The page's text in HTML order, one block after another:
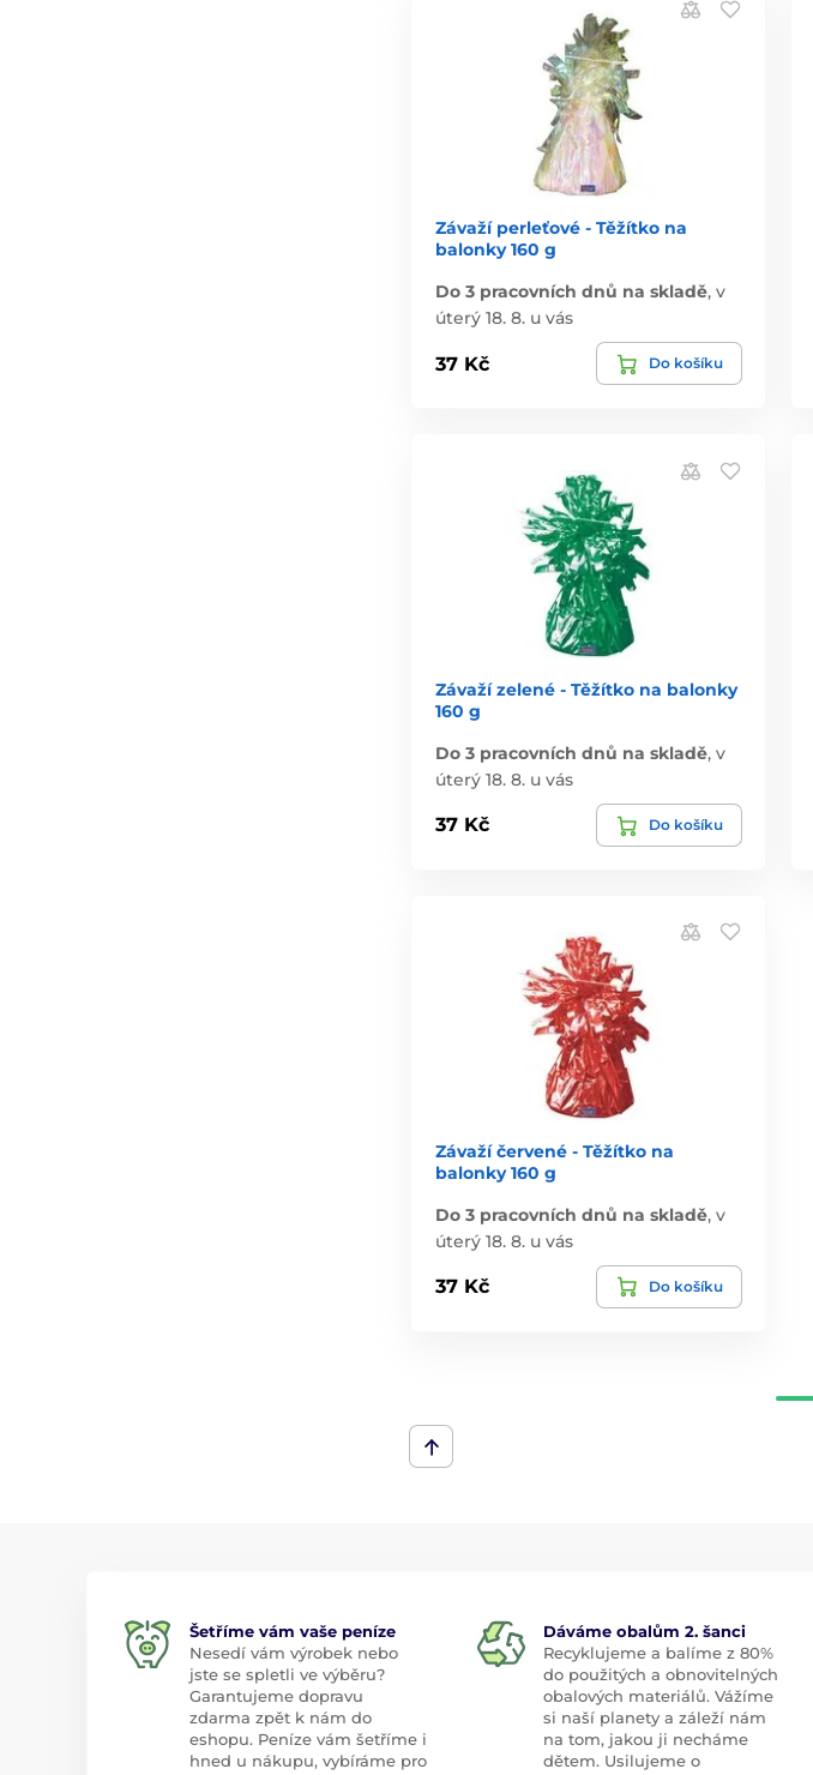
Závaží perleťové - Těžítko na
balonky 160 g
Do 3 pracovních dnů na skladě, v
úterý 18. 8. u vás
37 Kč Do košíku
Závaží zelené - Těžítko na balonky
160 g
Do 3 pracovních dnů na skladě, v
úterý 18. 8. u vás
37 Kč Do košíku
Závaží červené - Těžítko na
balonky 160 g
Do 3 pracovních dnů na skladě, v
úterý 18. 8. u vás
37 Kč Do košíku
Šetříme vám vaše peníze
Nesedí vám výrobek nebo
jste se spletli ve výběru?
Garantujeme dopravu
zdarma zpět k nám do
eshopu. Peníze vám šetříme i
hned u nákupu, vybíráme pro
Dáváme obalům 2. šanci
Recyklujeme a balíme z 80%
do použitých a obnovitelných
obalových materiálů. Vážíme
si naší planety a záleží nám
na tom, jakou ji necháme
dětem. Usilujeme o